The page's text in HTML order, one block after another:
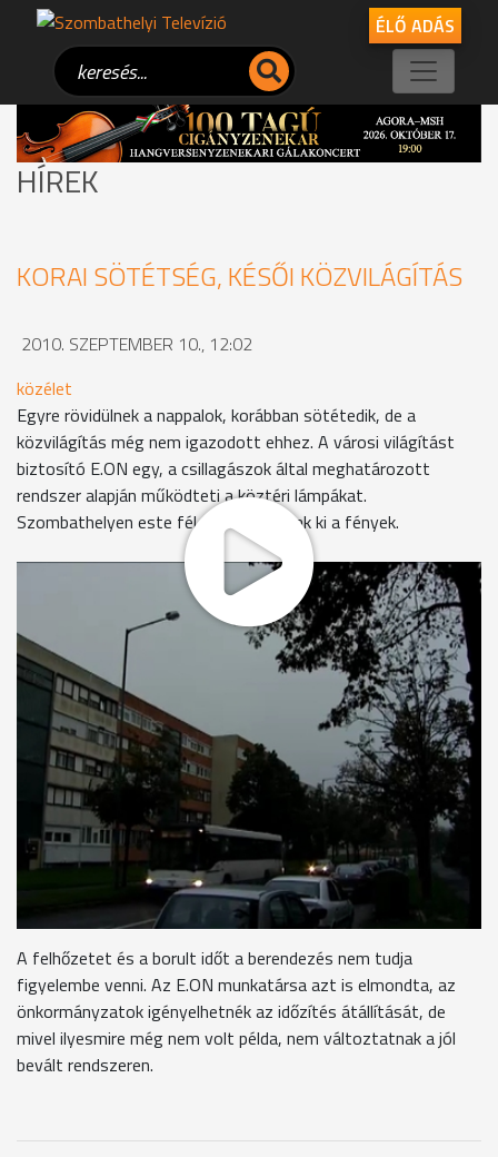
ÉLŐ ADÁS
HÍREK
KORAI SÖTÉTSÉG, KÉSŐI KÖZVILÁGÍTÁS
2010. SZEPTEMBER 10., 12:02
közélet
Egyre rövidülnek a nappalok, korábban sötétedik, de a
közvilágítás még nem igazodott ehhez. A városi világítást
biztosító E.ON egy, a csillagászok által meghatározott
rendszer alapján működteti a köztéri lámpákat.
Szombathelyen este fél 8 után gyúlnak ki a fények.
Már 7 óra környékén sötétedik, közvilágítás azonban ilyenkor
még nincs a város utcáin. Ez akár balesetveszélyes is lehet,
ezért fokozott figyelemmel kell közlekedni az átmeneti
időszakban. Az áramszolgáltató ugyanis asztronómiai naptár
alapján állította be azt a rádiófrekvenciás rendszert, ami a
köztéri világítást vezérli. Ennek megfelelően folyamatosan
változik a lámpák ki- és bekapcsolásának időpontja.
Egyházi Nikolett- kommunikációs munkatárs, E.ON
"Ez akár naponta is változhat, erre jó példát tudok mondani:
míg a mai napon Szombathelyen 6 óra 6 perckor kapcsolt ki a
közvilágítás és 19:31 perckor fog bekapcsolni, addig
novemberben ugyanezen a napon 7:30-kor fog kikapcsolni és
17:40 perckor fog bekapcsolni a közvilágítás."
A felhőzetet és a borult időt a berendezés nem tudja
figyelembe venni. Az E.ON munkatársa azt is elmondta, az
önkormányzatok igényelhetnék az időzítés átállítását, de
mivel ilyesmire még nem volt példa, nem változtatnak a jól
bevált rendszeren.